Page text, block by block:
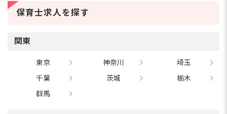
保育士求人を探す
関東
東京 神奈川
埼玉
千葉
茨城
栃木
群馬